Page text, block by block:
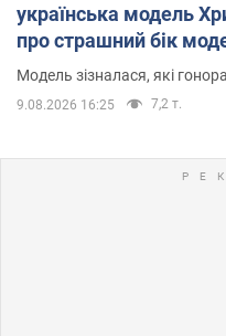
українська модель
про страшний бік
Модель зізналася, які
9.08.2026 16:25 7,2 т.